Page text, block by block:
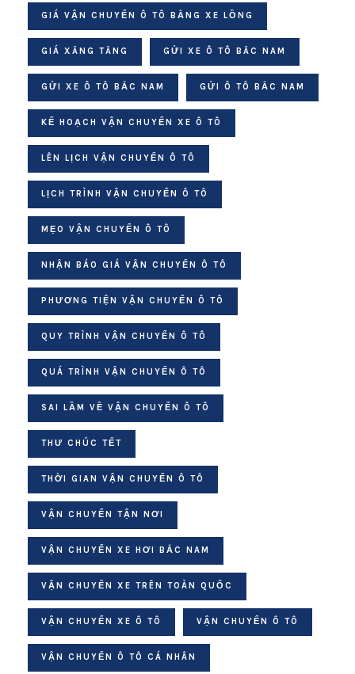
GIÁ VẬN CHUYỂN Ô TÔ BẰNG XE LỒNG
GIÁ XĂNG TĂNG GỬI XE Ô TÔ BĂC NAM
GỬI XE Ô TÔ BẮC NAM GỬI Ô TÔ BẮC NAM
KẾ HOẠCH VẬN CHUYỂN XE Ô TÔ
LÊN LỊCH VẬN CHUYỂN Ô TÔ
LỊCH TRÌNH VẬN CHUYỂN Ô TÔ
MẸO VẬN CHUYỂN Ô TÔ
NHẬN BÁO GIÁ VẬN CHUYỂN Ô TÔ
PHƯƠNG TIỆN VẬN CHUYỂN Ô TÔ
QUY TRÌNH VẬN CHUYỂN Ô TÔ
QUÁ TRÌNH VẬN CHUYỂN Ô TÔ
SAI LẦM VỀ VẬN CHUYỂN Ô TÔ
THƯ CHÚC TẾT
THỜI GIAN VẬN CHUYỂN Ô TÔ
VẬN CHUYỂN TẬN NƠI
VẬN CHUYỂN XE HƠI BẮC NAM
VẬN CHUYỂN XE TRÊN TOÀN QUỐC
VẬN CHUYỂN XE Ô TÔ VẬN CHUYỂN Ô TÔ
VẬN CHUYỂN Ô TÔ CÁ NHÂN